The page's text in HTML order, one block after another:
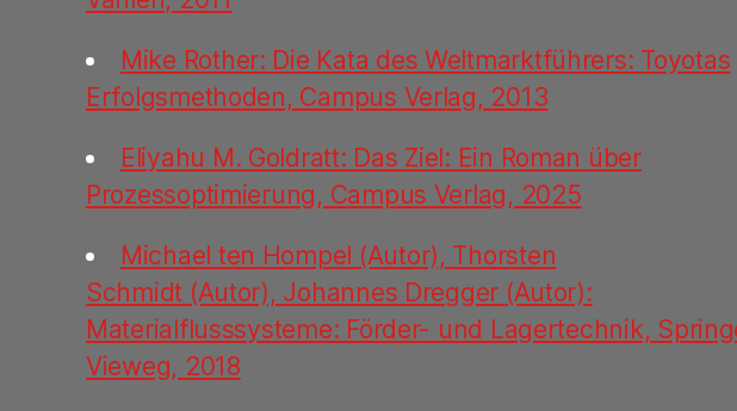
Mike Rother: Die Kata des Weltmarktführers: Toyotas
Erfolgsmethoden, Campus Verlag, 2013
Eliyahu M. Goldratt: Das Ziel: Ein Roman über
Prozessoptimierung, Campus Verlag, 2025
Michael ten Hompel (Autor), Thorsten
Schmidt (Autor), Johannes Dregger (Autor):
Materialflusssysteme: Förder- und Lagertechnik,
Vieweg, 2018